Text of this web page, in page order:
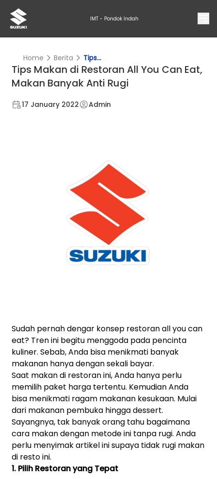
IMT - Pondok Indah
Home Berita Tips...
Tips Makan di Restoran All You Can Eat,
Makan Banyak Anti Rugi
17 January 2022 Admin
Sudah pernah dengar konsep restoran all you can
eat? Tren ini begitu menggoda pada pencinta
kuliner. Sebab, Anda bisa menikmati banyak
makanan hanya dengan sekali bayar.
Saat makan di restoran ini, Anda hanya perlu
memilih paket harga tertentu. Kemudian Anda
bisa menikmati ragam makanan kesukaan. Mulai
dari makanan pembuka hingga dessert.
Sayangnya, tak banyak orang tahu bagaimana
cara makan dengan metode ini tanpa rugi. Anda
perlu menyimak artikel ini supaya tidak rugi makan
di resto ini.
1. Pilih Restoran yang Tepat